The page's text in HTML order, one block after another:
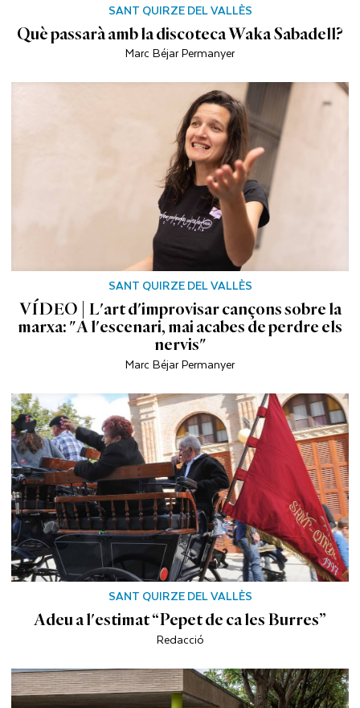
SANT QUIRZE DEL VALLÈS
Què passarà amb la discoteca Waka Sabadell?
Marc Béjar Permanyer
SANT QUIRZE DEL VALLÈS
VÍDEO | L'art d'improvisar cançons sobre la
marxa: "A l'escenari, mai acabes de perdre els
nervis"
Marc Béjar Permanyer
SANT QUIRZE DEL VALLÈS
Adeu a l'estimat “Pepet de ca les Burres”
Redacció